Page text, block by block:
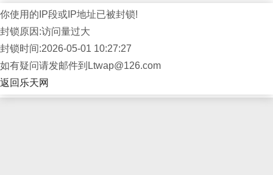
你使用的IP段或IP地址已被封锁!
封锁原因:访问量过大
封锁时间:2026-05-01 10:27:27
如有疑问请发邮件到Ltwap@126.com
返回乐天网